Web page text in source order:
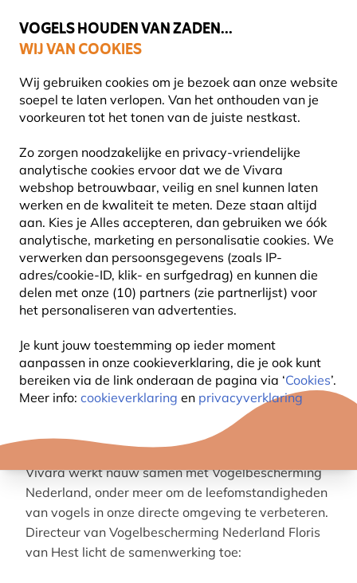
VOGELS HOUDEN VAN ZADEN...
WIJ VAN COOKIES
Wij gebruiken cookies om je bezoek aan onze website
soepel te laten verlopen. Van het onthouden van je
voorkeuren tot het tonen van de juiste nestkast.
Zo zorgen noodzakelijke en privacy-vriendelijke
analytische cookies ervoor dat we de Vivara
webshop betrouwbaar, veilig en snel kunnen laten
werken en de kwaliteit te meten. Deze staan altijd
aan. Kies je Alles accepteren, dan gebruiken we óók
analytische, marketing en personalisatie cookies. We
verwerken dan persoonsgegevens (zoals IP-
adres/cookie-ID, klik- en surfgedrag) en kunnen die
delen met onze (10) partners (zie partnerlijst) voor
het personaliseren van advertenties.
Je kunt jouw toestemming op ieder moment
aanpassen in onze cookieverklaring, die je ook kunt
bereiken via de link onderaan de pagina via ‘Cookies’.
Meer info: cookieverklaring en privacyverklaring
Uitstekend beoordeeld in 11 landen
VOGELBESCHERMING
NEDERLAND
Vogelbescherming Nederland (VBN) is een
Nederlandse natuurbeschermingsorganisatie die
zich inzet voor de bescherming van wilde vogels en
vindt niet alleen plaats in Nederland, de
organisatie is ook actief in het buitenland. Speciale
aandacht gaat uit naar de bijdrage die ieder
individu kan leveren aan de bescherming van wilde
Vivara werkt nauw samen met Vogelbescherming
Nederland, onder meer om de leefomstandigheden
van vogels in onze directe omgeving te verbeteren.
Directeur van Vogelbescherming Nederland Floris
van Hest licht de samenwerking toe: